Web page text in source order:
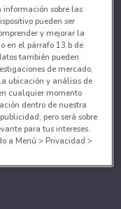
información sobre las
pueden ser
y mejorar la
en el párrafo 13.b de
también pueden
de mercado,
ubicación y análisis de
cualquier momento
dentro de nuestra
pero será sobre
para tus intereses.
a Menú > Privacidad >